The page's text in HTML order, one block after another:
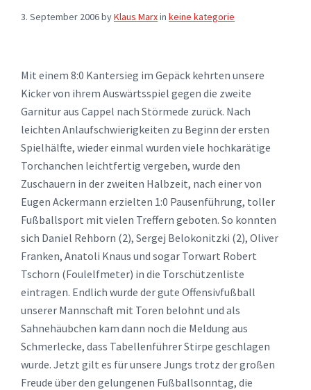
3. September 2006byKlaus Marxin keine kategorie
Mit einem 8:0 Kantersieg im Gepäck kehrten unsere
Kicker von ihrem Auswärtsspiel gegen die zweite
Garnitur aus Cappel nach Störmede zurück. Nach
leichten Anlaufschwierigkeiten zu Beginn der ersten
Spielhälfte, wieder einmal wurden viele hochkarätige
Torchanchen leichtfertig vergeben, wurde den
Zuschauern in der zweiten Halbzeit, nach einer von
Eugen Ackermann erzielten 1:0 Pausenführung, toller
Fußballsport mit vielen Treffern geboten. So konnten
sich Daniel Rehborn (2), Sergej Belokonitzki (2), Oliver
Franken, Anatoli Knaus und sogar Torwart Robert
Tschorn (Foulelfmeter) in die Torschützenliste
eintragen. Endlich wurde der gute Offensivfußball
unserer Mannschaft mit Toren belohnt und als
Sahnehäubchen kam dann noch die Meldung aus
Schmerlecke, dass Tabellenführer Stirpe geschlagen
wurde. Jetzt gilt es für unsere Jungs trotz der großen
Freude über den gelungenen Fußballsonntag, die